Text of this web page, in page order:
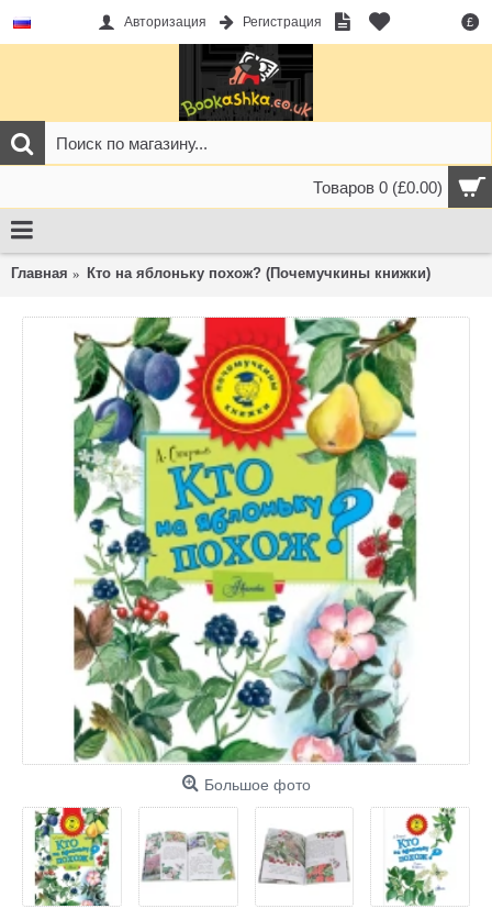
£
Авторизация Регистрация
Товаров 0 (£0.00)
Главная Кто на яблоньку похож? (Почемучкины книжки)
Большое фото